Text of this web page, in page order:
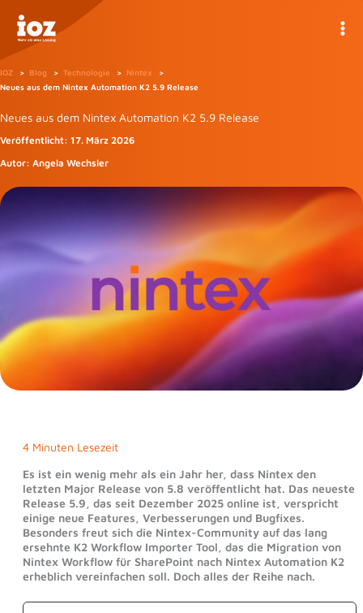
Inhalt
springen
IOZ Blog Technologie
Nintex
Neues aus dem Nintex Automation K2 5.9 Release
Neues aus dem Nintex Automation K2 5.9 Release
Veröffentlicht: 17. März 2026
Autor: Angela Wechsler
4 Minuten Lesezeit
Es ist ein wenig mehr als ein Jahr her, dass Nintex den
letzten Major Release von 5.8 veröffentlicht hat. Das neueste
Release 5.9, das seit Dezember 2025 online ist, verspricht
einige neue Features, Verbesserungen und Bugfixes.
Besonders freut sich die Nintex-Community auf das lang
ersehnte K2 Workflow Importer Tool, das die Migration von
Nintex Workflow für SharePoint nach Nintex Automation K2
erheblich vereinfachen soll. Doch alles der Reihe nach.